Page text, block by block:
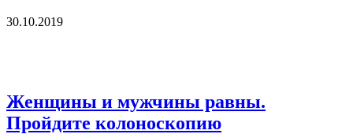
30.10.2019
Женщины и мужчины равны.
Пройдите колоноскопию